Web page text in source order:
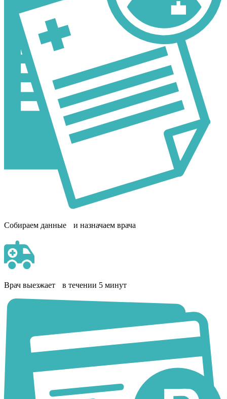
Собираем данные и назначаем врача
Врач выезжает в течении 5 минут